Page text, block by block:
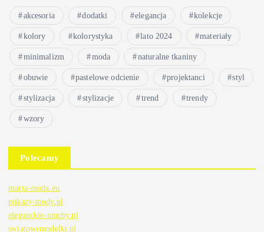
akcesoria dodatki elegancja kolekcje
kolory kolorystyka lato 2024 materiały
minimalizm moda naturalne tkaniny
obuwie pastelowe odcienie projektanci styl
stylizacja stylizacje trend trendy
wzory
Polecamy
marta-moda.eu
pokazy-mody.pl
eleganckie-muchy.pl
swiatowemodelki.pl